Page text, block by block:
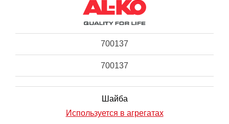
700137
700137
Шайба
Используется в агрегатах